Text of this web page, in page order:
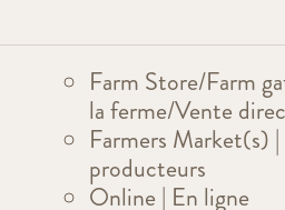
Farm Store/Farm
la ferme/Vente
Farmers Market(s)
producteurs
Online | En ligne